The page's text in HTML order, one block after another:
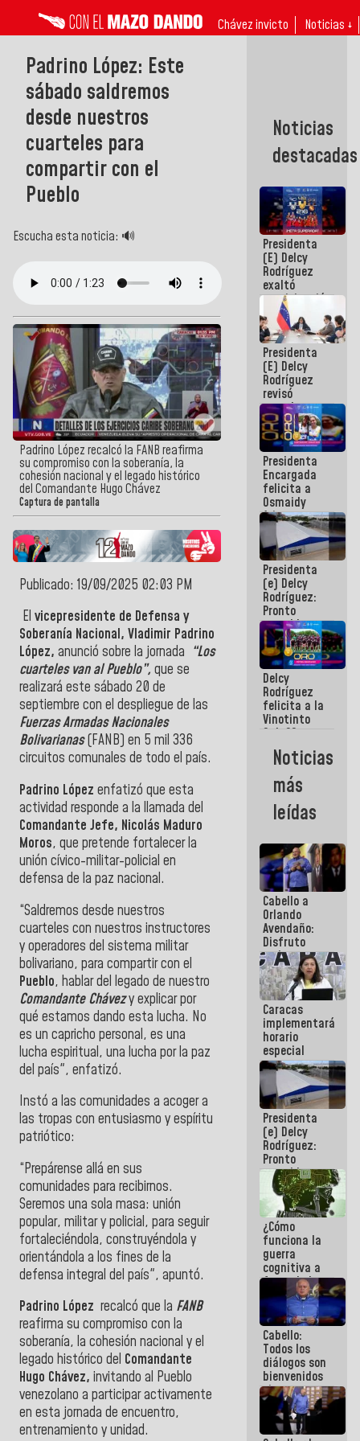
Chávez invicto Noticias ↓
Padrino López: Este
sábado saldremos
desde nuestros
cuarteles para
compartir con el
Pueblo
Escucha esta noticia: 🔊
Padrino López recalcó la FANB reafirma
su compromiso con la soberanía, la
cohesión nacional y el legado histórico
del Comandante Hugo Chávez
Captura de pantalla
Publicado: 19/09/2025 02:03 PM
El vicepresidente de Defensa y
Soberanía Nacional, Vladimir Padrino
López, anunció sobre la jornada “Los
cuarteles van al Pueblo”, que se
realizará este sábado 20 de
septiembre con el despliegue de las
Fuerzas Armadas Nacionales
Bolivarianas(FANB) en 5 mil 336
circuitos comunales de todo el país.
Padrino López enfatizó que esta
actividad responde a la llamada del
Comandante Jefe, Nicolás Maduro
Moros, que pretende fortalecer la
unión cívico-militar-policial en
defensa de la paz nacional.
“Saldremos desde nuestros
cuarteles con nuestros instructores
y operadores del sistema militar
bolivariano, para compartir con el
Pueblo, hablar del legado de nuestro
Comandante Chávezy explicar por
qué estamos dando esta lucha. No
es un capricho personal, es una
lucha espiritual, una lucha por la paz
del país", enfatizó.
Instó a las comunidades a acoger a
las tropas con entusiasmo y espíritu
patriótico:
“Prepárense allá en sus
comunidades para recibirnos.
Seremos una sola masa: unión
popular, militar y policial, para seguir
fortaleciéndola, construyéndola y
orientándola a los fines de la
defensa integral del país", apuntó.
Padrino López recalcó que la FANB
reafirma su compromiso con la
soberanía, la cohesión nacional y el
legado histórico del Comandante
Hugo Chávez, invitando al Pueblo
venezolano a participar activamente
en esta jornada de encuentro,
entrenamiento y unidad.
Noticias
destacadas
Presidenta
(E) Delcy
Rodríguez
exaltó
participación
de
Venezuela
en Juegos
Centroamericanos
y del Caribe
2026
Presidenta
(E) Delcy
Rodríguez
revisó
agenda
económica y
ejecución de
fondos de
emergencia
post-sismos
Presidenta
Encargada
felicita a
Osmaidy
Arias y
Giraly
Marcano por
hacer
historia en
los
Centroamericanos
Presidenta
(e) Delcy
Rodríguez:
Pronto
restableceremos
las
operaciones
en el
Aeropuerto
Internacional
de
Maiquetía
Delcy
Rodríguez
felicita a la
Vinotinto
Sub 20
campeona
frente
México Sub
23 en los
Centroamericanos
Noticias
más
leídas
Cabello a
Orlando
Avendaño:
Disfruto
cada vez
que escribes
porque lo
que haces
es
embarrarla
Caracas
implementará
horario
especial
para
adaptarse
al plan de
ahorro
energético
Presidenta
(e) Delcy
Rodríguez:
Pronto
restableceremos
las
operaciones
en el
Aeropuerto
Internacional
de
Maiquetía
¿Cómo
funciona la
guerra
cognitiva a
favor de la
narrativa
hegemónica?
(1)
Cabello:
Todos los
diálogos son
bienvenidos
siempre que
estén en el
marco de la
Constitución